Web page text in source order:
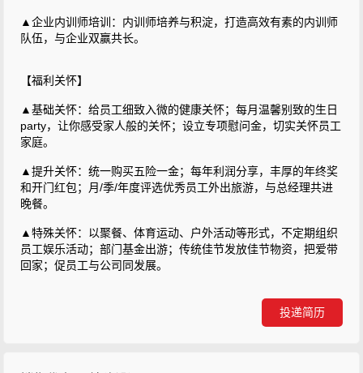
▲企业内训师培训：内训师培养与积淀，打造高效有素的内训师
队伍，与企业双赢共长。
【福利关怀】
▲基础关怀：给员工细致入微的健康关怀；每月温馨别致的生日
party，让你感受家人般的关怀；设立专项慰问金，切实关怀员工
家庭。
▲提升关怀：统一购买五险一金；每年利润分享，丰厚的年终奖
和开门红包；月/季/年度评选优秀员工外出旅游，与总经理共进
晚餐。
▲特殊关怀：以聚餐、体育运动、户外活动等形式，不定期组织
员工娱乐活动；部门基金出游；传统佳节发放佳节物资，把爱带
回家；促员工与公司同发展。
投递简历